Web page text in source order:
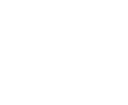
Seleção